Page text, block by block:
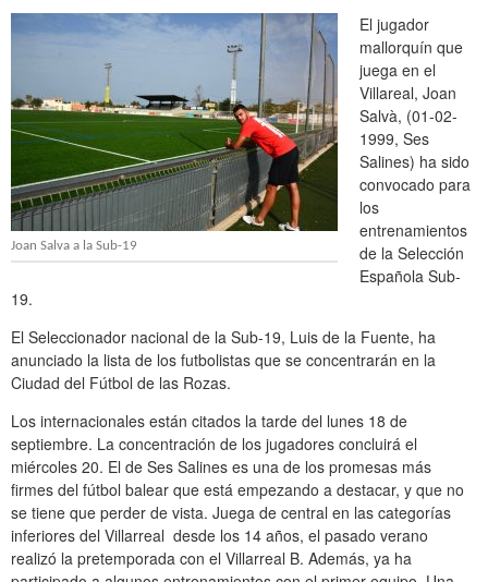
Joan Salva a la Sub-19
El jugador
mallorquín que
juega en el
Villareal, Joan
Salvà, (01-02-
1999, Ses
Salines) ha sido
convocado para
los
entrenamientos
de la Selección
Española Sub-
19.
El Seleccionador nacional de la Sub-19, Luis de la Fuente, ha
anunciado la lista de los futbolistas que se concentrarán en la
Ciudad del Fútbol de las Rozas.
Los internacionales están citados la tarde del lunes 18 de
septiembre. La concentración de los jugadores concluirá el
miércoles 20. El de Ses Salines es una de los promesas más
firmes del fútbol balear que está empezando a destacar, y que no
se tiene que perder de vista. Juega de central en las categorías
inferiores del Villarreal desde los 14 años, el pasado verano
realizó la pretemporada con el Villarreal B. Además, ya ha